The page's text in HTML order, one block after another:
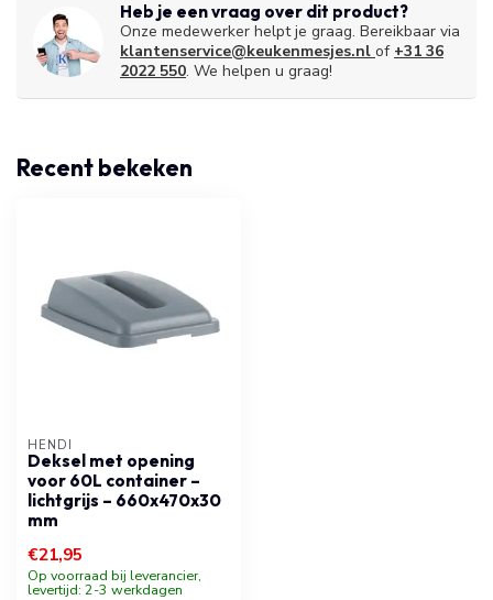
Heb je een vraag over dit product?
Onze medewerker helpt je graag. Bereikbaar via
klantenservice@keukenmesjes.nl of +31 36
2022 550. We helpen u graag!
Recent bekeken
HENDI
Deksel met opening
voor 60L container –
lichtgrijs – 660x470x30
mm
€21,95
Op voorraad bij leverancier,
levertijd: 2-3 werkdagen